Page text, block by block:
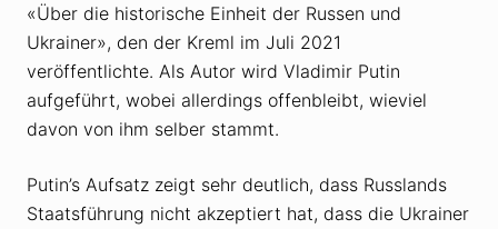
«Über die historische Einheit der Russen und
Ukrainer», den der Kreml im Juli 2021
veröffentlichte. Als Autor wird Vladimir Putin
aufgeführt, wobei allerdings offenbleibt, wieviel
davon von ihm selber stammt.
Putin’s Aufsatz zeigt sehr deutlich, dass Russlands
Staatsführung nicht akzeptiert hat, dass die Ukrainer